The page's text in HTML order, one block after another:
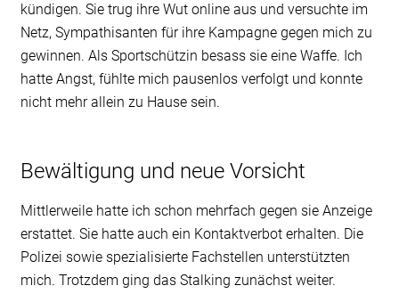
kündigen. Sie trug ihre Wut online aus und versuchte im
Netz, Sympathisanten für ihre Kampagne gegen mich zu
gewinnen. Als Sportschützin besass sie eine Waffe. Ich
hatte Angst, fühlte mich pausenlos verfolgt und konnte
nicht mehr allein zu Hause sein.
Bewältigung und neue Vorsicht
Mittlerweile hatte ich schon mehrfach gegen sie Anzeige
erstattet. Sie hatte auch ein Kontaktverbot erhalten. Die
Polizei sowie spezialisierte Fachstellen unterstützten
mich. Trotzdem ging das Stalking zunächst weiter.